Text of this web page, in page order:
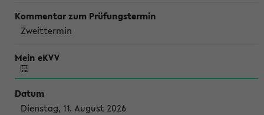
Zweittermin
Dienstag, 11. August 2026